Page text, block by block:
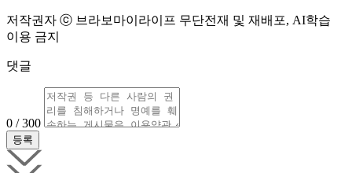
저작권자 ⓒ 브라보마이라이프 무단전재 및 재배포, AI학습
이용 금지
댓글
0 / 300